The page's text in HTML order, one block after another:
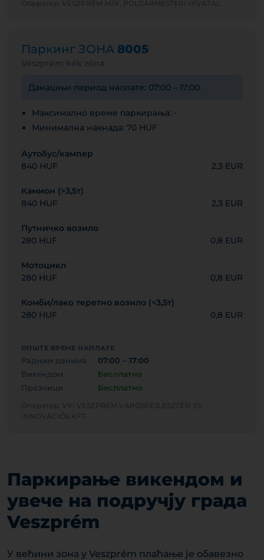
Оператер: VESZPRÉM MJV. POLGÁRMESTERI HIVATAL
Паркинг ЗОНА 8005
Veszprém kék zóna
Данашњи период наплате: 07:00 – 17:00
Максимално време паркирања: -
Минимална накнада: 70 HUF
Аутобус/кампер
840 HUF
2,3 EUR
Камион (>3,5т)
840 HUF
2,3 EUR
Путничко возило
280 HUF
0,8 EUR
Мотоцикл
280 HUF
0,8 EUR
Комби/лако теретно возило (<3,5т)
280 HUF
0,8 EUR
ОПШТЕ ВРЕМЕ НАПЛАТЕ
Радним данима
07:00 – 17:00
Викендом
Бесплатно
Празници
Бесплатно
Оператер: VVI VESZPRÉM VÁROSFEJLESZTÉSI ÉS
INNOVÁCIÓS KFT.
Паркирање викендом и
увече на подручју града
Veszprém
У већини зона у Veszprém плаћање је обавезно